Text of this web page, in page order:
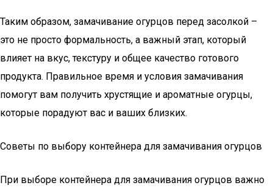
Таким образом, замачивание огурцов перед засолкой –
это не просто формальность, а важный этап, который
влияет на вкус, текстуру и общее качество готового
продукта. Правильное время и условия замачивания
помогут вам получить хрустящие и ароматные огурцы,
которые порадуют вас и ваших близких.
Советы по выбору контейнера для замачивания огурцов
При выборе контейнера для замачивания огурцов важно